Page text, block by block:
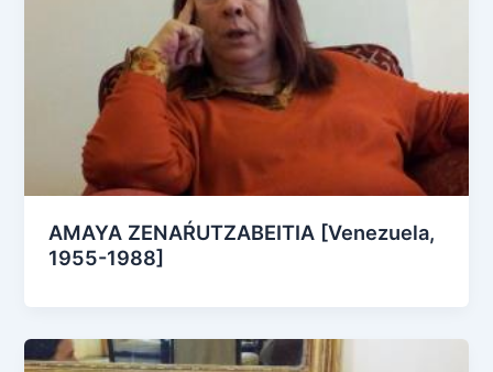
AMAYA ZENAŔUTZABEITIA [Venezuela,
1955-1988]